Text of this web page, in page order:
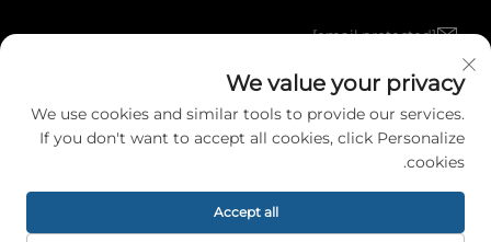
[email protected]
حقوق النشر © 2025 شركة هانغتشو ميبي لمواد الديكور المحدودة. جميع الحقوق
محفوظة. سياسة الخصوصية
We value your privacy
We use cookies and similar tools to provide our services.
If you don't want to accept all cookies, click Personalize
cookies.
Accept all